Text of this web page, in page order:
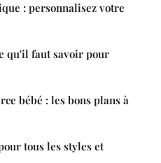
: personnalisez votre
qu'il faut savoir pour
bébé : les bons plans à
tous les styles et